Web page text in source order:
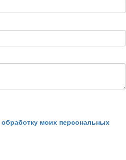
обработку моих персональных